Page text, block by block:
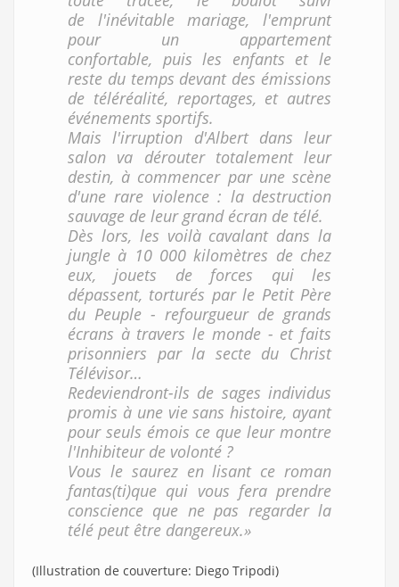
de l'inévitable mariage, l'emprunt
pour un appartement
confortable, puis les enfants et le
reste du temps devant des émissions
de téléréalité, reportages, et autres
événements sportifs.
Mais l'irruption d'Albert dans leur
salon va dérouter totalement leur
destin, à commencer par une scène
d'une rare violence : la destruction
sauvage de leur grand écran de télé.
Dès lors, les voilà cavalant dans la
jungle à 10 000 kilomètres de chez
eux, jouets de forces qui les
dépassent, torturés par le Petit Père
du Peuple - refourgueur de grands
écrans à travers le monde - et faits
prisonniers par la secte du Christ
Télévisor…
Redeviendront-ils de sages individus
promis à une vie sans histoire, ayant
pour seuls émois ce que leur montre
l'Inhibiteur de volonté ?
Vous le saurez en lisant ce roman
fantas(ti)que qui vous fera prendre
conscience que ne pas regarder la
télé peut être dangereux.»
(Illustration de couverture: Diego Tripodi)